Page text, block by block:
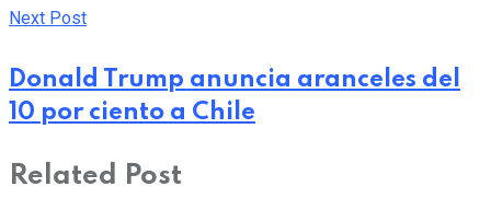
Next Post
Donald Trump anuncia aranceles del
10 por ciento a Chile
Related Post